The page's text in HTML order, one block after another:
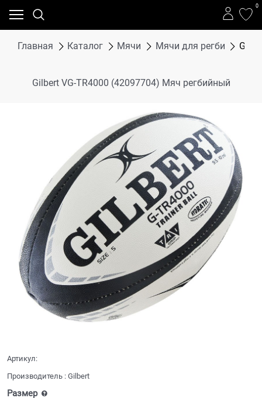
0
Главная Каталог Мячи Мячи для регби
Gilbert VG-TR4000 (42097704) Мяч регбийный
Артикул:
Производитель : Gilbert
Размер